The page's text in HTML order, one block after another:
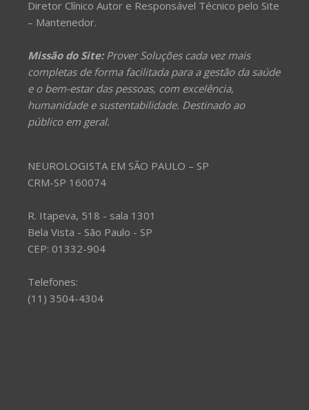
Diretor Clínico Autor e Responsável Técnico pelo Site
– Mantenedor.
Missão do Site:Prover Soluções cada vez mais
completas de forma facilitada para a gestão da saúde
e o bem-estar das pessoas, com excelência,
humanidade e sustentabilidade. Destinado ao
público em geral.
NEUROLOGISTA EM SÃO PAULO – SP
CRM-SP 160074
R. Itapeva, 518 - sala 1301
Bela Vista - São Paulo - SP
CEP: 01332-904
Telefones:
(11) 3504-4304